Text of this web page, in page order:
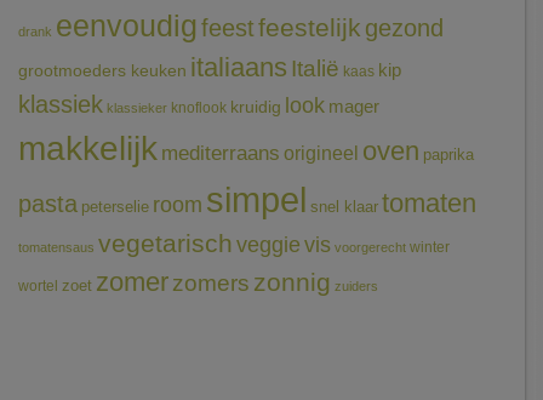
drank eenvoudigfeestfeestelijk gezond
grootmoeders keuken italiaans Italië kaas kip
klassiek klassieker knoflook kruidig look mager
makkelijk mediterraans origineel oven paprika
pasta peterselie room simpel snel klaar tomaten
tomatensaus vegetarischveggie vis voorgerecht winter
wortel zoet zomerzomers zonnig zuiders